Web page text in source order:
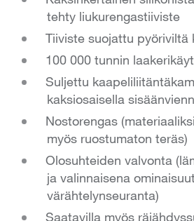
tehty liukurengastiiviste
Tiiviste suojattu pyöriviltä
100 000 tunnin
Suljettu
kaksiosaisella
Nostorengas
myös ruostumaton teräs)
Olosuhteiden valvonta
ja valinnaisena
värähtelynseuranta)
Saatavilla myös